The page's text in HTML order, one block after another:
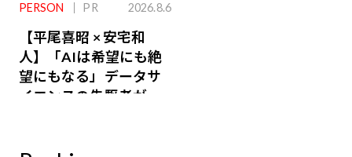
PERSON PR 2026.8.6
【平尾喜昭 × 安宅和
人】「AIは希望にも絶
望にもなる」データサ
イエンスの先駆者が語